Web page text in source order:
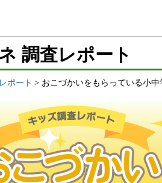
調査レポート
ポート おこづかいをもらっている小